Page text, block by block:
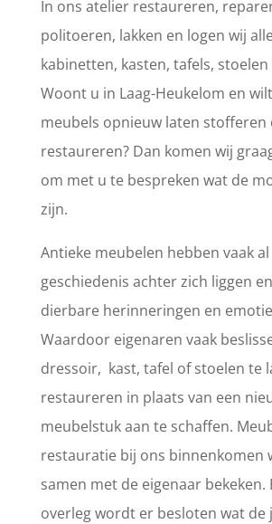
In ons atelier restaureren,
politoeren, lakken en logen wij
kabinetten, kasten, tafels,
Woont u in Laag-Heukelom en
meubels opnieuw laten stofferen
restaureren? Dan komen wij
om met u te bespreken wat de
zijn.
Antieke meubelen hebben vaak
geschiedenis achter zich liggen
dierbare herinneringen en
Waardoor eigenaren vaak
dressoir, kast, tafel of stoelen te
restaureren in plaats van een
meubelstuk aan te schaffen.
restauratie bij ons binnenkomen
samen met de eigenaar bekeken.
overleg wordt er besloten wat de